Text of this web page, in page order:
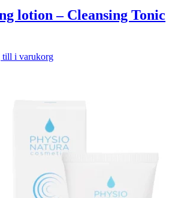
lotion – Cleansing Tonic
till i varukorg